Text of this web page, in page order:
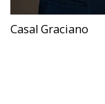
Casal Graciano